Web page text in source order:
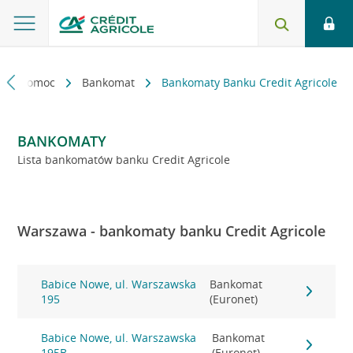
i pomoc Bankomat Bankomaty Banku Credit Agricole
BANKOMATY
Lista bankomatów banku Credit Agricole
Warszawa - bankomaty banku Credit Agricole
Babice Nowe, ul. Warszawska
195
Bankomat
(Euronet)
Babice Nowe, ul. Warszawska
Bankomat